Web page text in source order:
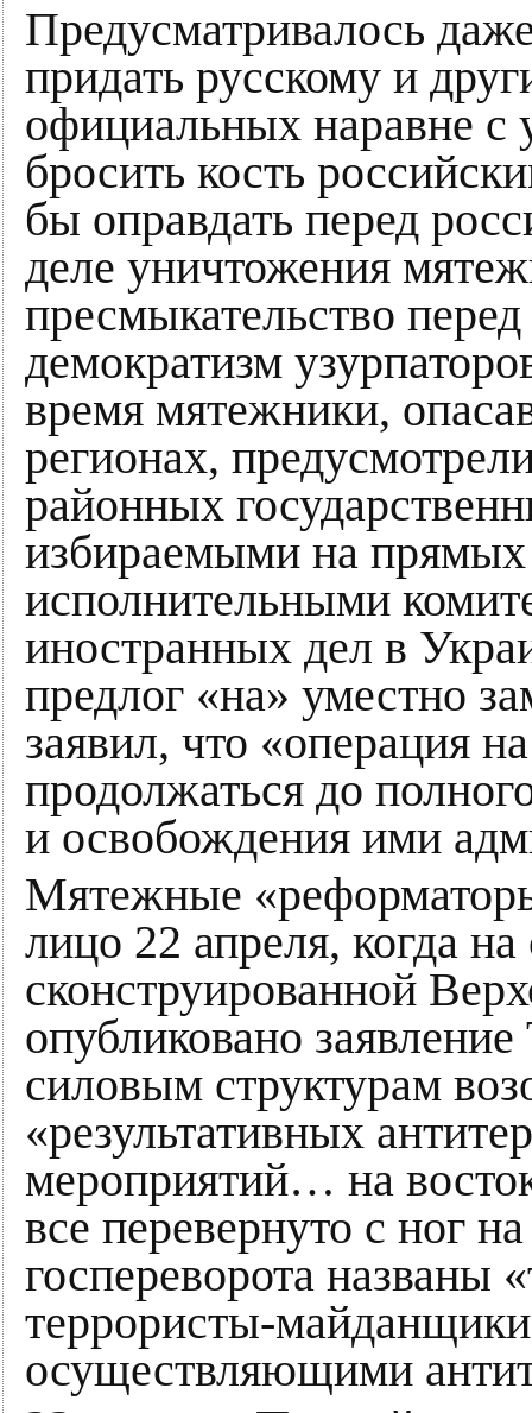
Предусматривалось
придать русскому и
официальных наравне
бросить кость
бы оправдать перед
деле уничтожения
пресмыкательство
демократизм
время мятежники,
регионах,
районных
избираемыми на
исполнительными
иностранных дел в
предлог «на» уместно
заявил, что «операция
продолжаться до
и освобождения ими
Мятежные
лицо 22 апреля, когда
сконструированной
опубликовано
силовым структурам
«результативных
мероприятий… на
все перевернуто с ног
госпереворота названы
террористы-
осуществляющими